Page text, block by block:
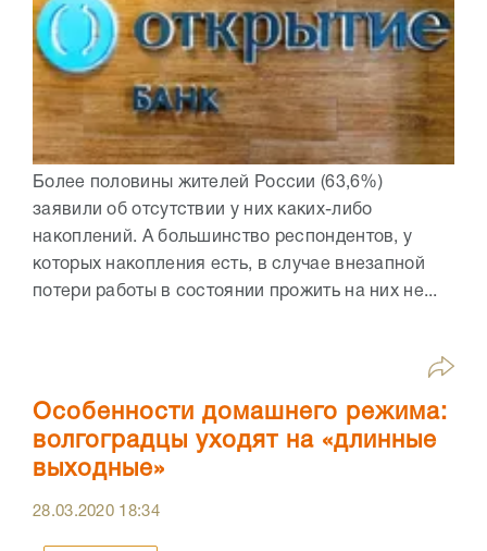
Более половины жителей России (63,6%)
заявили об отсутствии у них каких-либо
накоплений. А большинство респондентов, у
которых накопления есть, в случае внезапной
потери работы в состоянии прожить на них не...
Особенности домашнего режима:
волгоградцы уходят на «длинные
выходные»
28.03.2020 18:34